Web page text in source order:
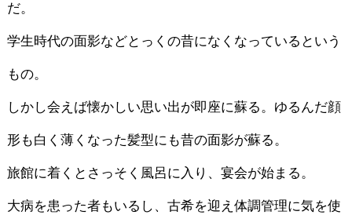
だ。
学生時代の面影などとっくの昔になくなっているという
もの。
しかし会えば懐かしい思い出が即座に蘇る。ゆるんだ顔
形も白く薄くなった髪型にも昔の面影が蘇る。
旅館に着くとさっそく風呂に入り、宴会が始まる。
大病を患った者もいるし、古希を迎え体調管理に気を使